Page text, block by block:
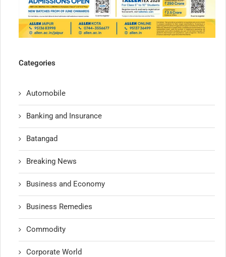
Categories
Automobile
Banking and Insurance
Batangad
Breaking News
Business and Economy
Business Remedies
Commodity
Corporate World